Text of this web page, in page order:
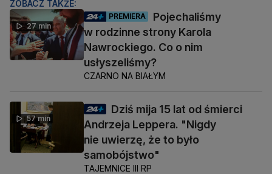
ZOBACZ TAKŻE:
27 min
PREMIERA
Pojechaliśmy
w rodzinne strony Karola
Nawrockiego. Co o nim
usłyszeliśmy?
CZARNO NA BIAŁYM
57 min
Dziś mija 15 lat od śmierci
Andrzeja Leppera. "Nigdy
nie uwierzę, że to było
samobójstwo"
TAJEMNICE III RP